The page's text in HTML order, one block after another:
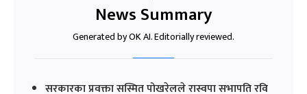
News Summary
Generated by OK AI. Editorially reviewed.
सरकारका प्रवक्ता सस्मित पोखरेलले रास्वपा सभापति रवि